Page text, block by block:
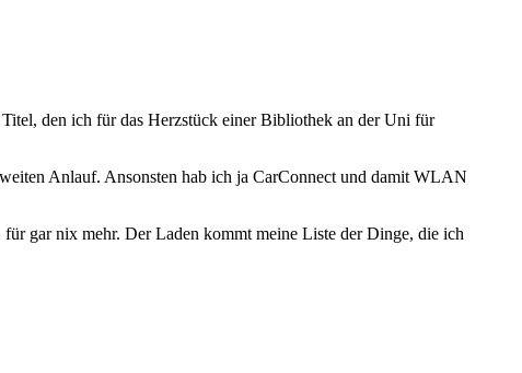
den ich für das Herzstück einer Bibliothek an der Uni für
Anlauf. Ansonsten hab ich ja CarConnect und damit WLAN
gar nix mehr. Der Laden kommt meine Liste der Dinge, die ich